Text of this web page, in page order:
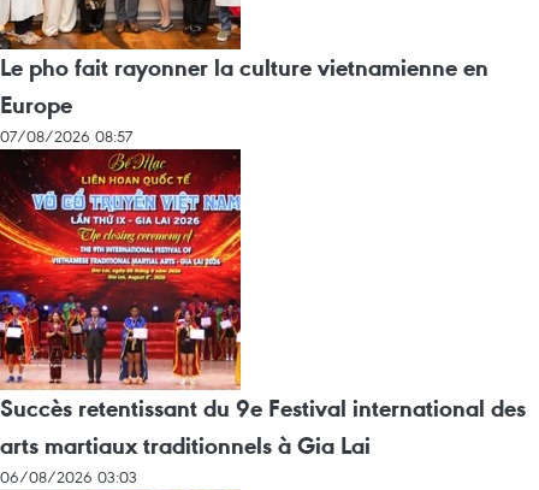
Le pho fait rayonner la culture vietnamienne en
Europe
07/08/2026 08:57
Succès retentissant du 9e Festival international des
arts martiaux traditionnels à Gia Lai
06/08/2026 03:03